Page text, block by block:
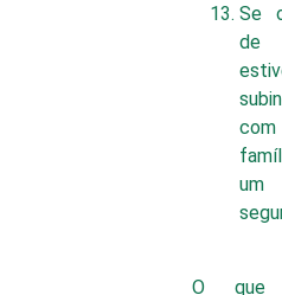
Se
de
um
O que